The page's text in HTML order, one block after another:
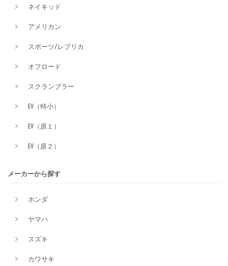
ネイキッド
アメリカン
スポーツ/レプリカ
オフロード
スクランブラー
EV（特小）
EV（原１）
EV（原２）
メーカーから探す
ホンダ
ヤマハ
スズキ
カワサキ